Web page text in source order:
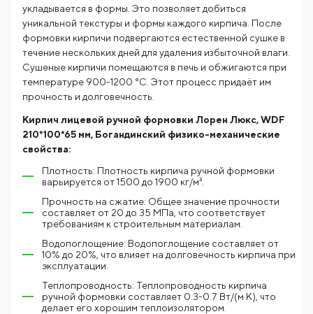
укладывается в формы. Это позволяет добиться
уникальной текстуры и формы каждого кирпича. После
формовки кирпичи подвергаются естественной сушке в
течение нескольких дней для удаления избыточной влаги.
Сушеные кирпичи помещаются в печь и обжигаются при
температуре 900-1200 °C. Этот процесс придаёт им
прочность и долговечность.
Кирпич лицевой ручной формовки Лорен Люкс, WDF
210*100*65 мм, Богандинский физико-механические
свойства:
Плотность: Плотность кирпича ручной формовки
варьируется от 1500 до 1900 кг/м³.
Прочность на сжатие: Общее значение прочности
составляет от 20 до 35 МПа, что соответствует
требованиям к строительным материалам.
Водопоглощение: Водопоглощение составляет от
10% до 20%, что влияет на долговечность кирпича при
эксплуатации.
Теплопроводность: Теплопроводность кирпича
ручной формовки составляет 0.3-0.7 Вт/(м·К), что
делает его хорошим теплоизолятором.